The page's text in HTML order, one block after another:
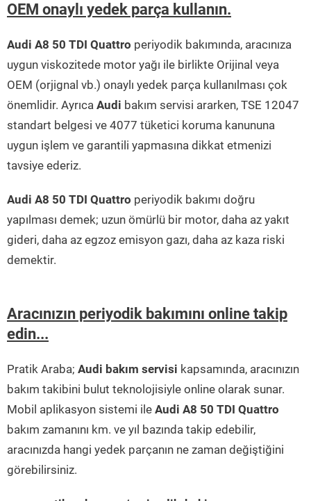
OEM onaylı yedek parça kullanın.
Audi A8 50 TDI Quattro periyodik bakımında, aracınıza
uygun viskozitede motor yağı ile birlikte Orijinal veya
OEM (orjignal vb.) onaylı yedek parça kullanılması çok
önemlidir. Ayrıca Audi bakım servisi ararken, TSE 12047
standart belgesi ve 4077 tüketici koruma kanununa
uygun işlem ve garantili yapmasına dikkat etmenizi
tavsiye ederiz.
Audi A8 50 TDI Quattro periyodik bakımı doğru
yapılması demek; uzun ömürlü bir motor, daha az yakıt
gideri, daha az egzoz emisyon gazı, daha az kaza riski
demektir.
Aracınızın periyodik bakımını online takip
edin...
Pratik Araba; Audi bakım servisi kapsamında, aracınızın
bakım takibini bulut teknolojisiyle online olarak sunar.
Mobil aplikasyon sistemi ile Audi A8 50 TDI Quattro
bakım zamanını km. ve yıl bazında takip edebilir,
aracınızda hangi yedek parçanın ne zaman değiştiğini
görebilirsiniz.